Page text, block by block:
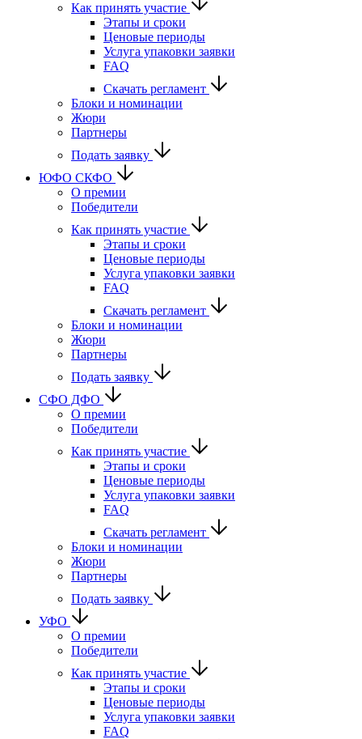
Как принять участие
Этапы и сроки
Ценовые периоды
Услуга упаковки заявки
FAQ
Скачать регламент
Блоки и номинации
Жюри
Партнеры
Подать заявку
ЮФО СКФО
О премии
Победители
Как принять участие
Этапы и сроки
Ценовые периоды
Услуга упаковки заявки
FAQ
Скачать регламент
Блоки и номинации
Жюри
Партнеры
Подать заявку
CФО ДФО
О премии
Победители
Как принять участие
Этапы и сроки
Ценовые периоды
Услуга упаковки заявки
FAQ
Скачать регламент
Блоки и номинации
Жюри
Партнеры
Подать заявку
УФО
О премии
Победители
Как принять участие
Этапы и сроки
Ценовые периоды
Услуга упаковки заявки
FAQ